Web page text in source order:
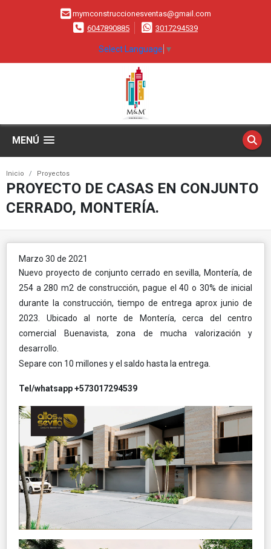
mymconstruccionesventas@gmail.com
6047890885
3017294539
Select Language ▼
MENÚ
Inicio Proyectos
PROYECTO DE CASAS EN CONJUNTO
CERRADO, MONTERÍA.
Marzo 30 de 2021
Nuevo proyecto de conjunto cerrado en sevilla, Montería, de
254 a 280 m2 de construcción, pague el 40 o 30% de inicial
durante la construcción, tiempo de entrega aprox junio de
2023. Ubicado al norte de Montería, cerca del centro
comercial Buenavista, zona de mucha valorización y
desarrollo.
Separe con 10 millones y el saldo hasta la entrega.
Tel/whatsapp +573017294539